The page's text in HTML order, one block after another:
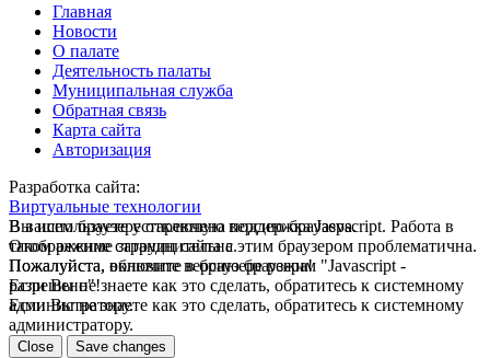
Главная
Новости
О палате
Деятельность палаты
Муниципальная служба
Обратная связь
Карта сайта
Авторизация
Разработка сайта:
Виртуальные технологии
В вашем браузере отключена поддержка Jasvscript. Работа в
таком режиме затруднительна.
Пожалуйста, включите в браузере режим "Javascript -
разрешено"!
Если Вы не знаете как это сделать, обратитесь к системному
администратору.
Вы используете устаревшую версию браузера.
Отображение страниц сайта с этим браузером проблематична.
Пожалуйста, обновите версию браузера!
Если Вы не знаете как это сделать, обратитесь к системному
администратору.
Close Save changes